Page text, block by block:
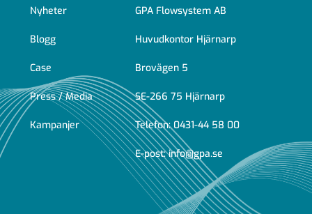
Nyheter
Blogg
Case
Press / Media
Kampanjer
GPA Flowsystem AB
Huvudkontor Hjärnarp
Brovägen 5
SE-266 75 Hjärnarp
Telefon:0431-44 58 00
E-post:info@gpa.se